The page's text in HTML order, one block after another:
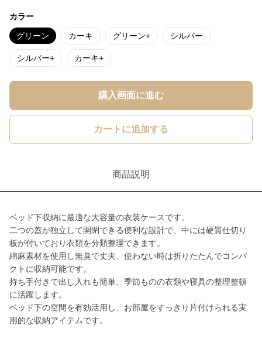
カラー
グリーン カーキ グリーン+ シルバー
シルバー+ カーキ+
購入画面に進む
カートに追加する
商品説明
ベッド下収納に最適な大容量の衣装ケースです。
二つの蓋が独立して開閉できる便利な設計で、中には硬質仕切り
板が付いており衣類を分類整理できます。
綿麻素材を使用し無臭で丈夫、使わない時は折りたたんでコンパ
クトに収納可能です。
持ち手付きで出し入れも簡単、季節ものの衣類や寝具の整理整頓
に活躍します。
ベッド下の空間を有効活用し、お部屋をすっきり片付けられる実
用的な収納アイテムです。